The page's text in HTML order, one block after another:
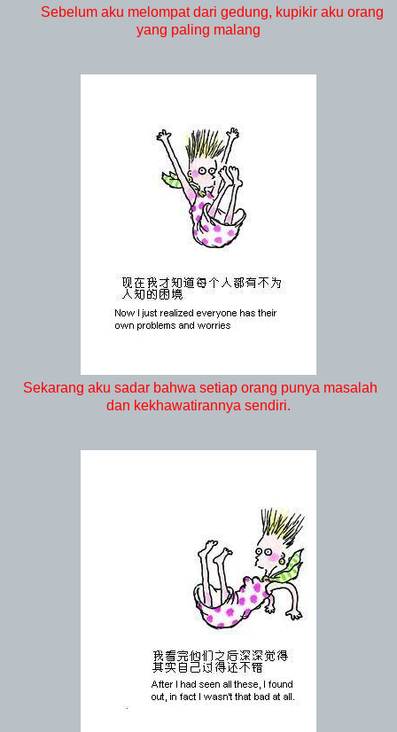
Sebelum aku melompat dari gedung, kupikir aku orang
yang paling malang
Sekarang aku sadar bahwa setiap orang punya masalah
dan kekhawatirannya sendiri.